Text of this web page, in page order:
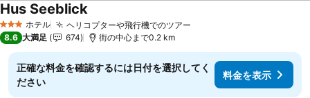
3 ホテルのランク
ホテル ヘリコプターや飛行機でのツアー
Hus Seeblick料金を表示
8.6 大満足 674 街の中心まで0.2 km
正確な料金を確認するには日付を選択してく
ださい
料金を表示